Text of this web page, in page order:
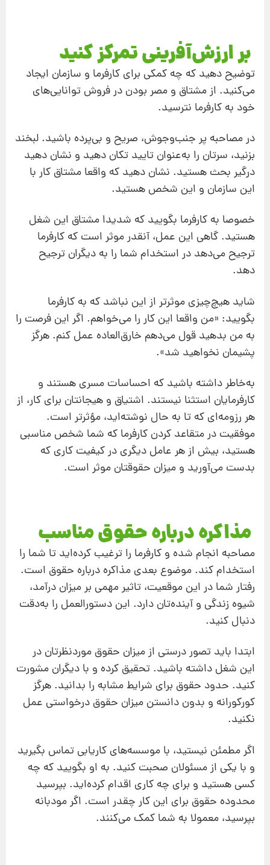
بر ارزش‌آفرینی تمرکز کنید
توضیح دهید که چه کمکی برای کارفرما و سازمان ایجاد
می‌کنید. از مشتاق و مصر بودن در فروش توانایی‌های
خود به کارفرما نترسید.
در مصاحبه پر جنب‌وجوش، صریح و بی‌پرده باشید. لبخند
بزنید، سرتان را به‌عنوان تایید تکان دهید و نشان دهید
درگیر بحث هستید. نشان دهید که واقعا مشتاق کار با
این سازمان و این شخص هستید.
خصوصا به کارفرما بگویید که شدیدا مشتاق این شغل
هستید. گاهی این عمل، آنقدر موثر است که کارفرما
ترجیح می‌دهد در استخدام شما را به دیگران ترجیح
دهد.
شاید هیچ‌چیزی موثرتر از این نباشد که به کارفرما
بگویید: «من واقعا این کار را می‌خواهم. اگر این فرصت را
به من بدهید قول می‌دهم خارق‌العاده عمل کنم. هرگز
پشیمان نخواهید شد».
به‌خاطر داشته باشید که احساسات مسری هستند و
کارفرمایان استثنا نیستند. اشتیاق و هیجانتان برای کار، از
هر رزومه‌ای که تا به حال نوشته‌اید، مؤثرتر است.
موفقیت در متقاعد کردن کارفرما که شما شخص مناسبی
هستید، بیش از هر عامل دیگری در کیفیت کاری که
بدست می‌آورید و میزان حقوقتان موثر است.
مذاکره درباره حقوق مناسب
مصاحبه انجام شده و کارفرما را ترغیب کرده‌اید تا شما را
استخدام کند. موضوع بعدی مذاکره درباره حقوق است.
رفتار شما در این موقعیت، تاثیر مهمی بر میزان درآمد،
شیوه زندگی و آینده‌تان دارد. این دستورالعمل را به‌دقت
دنبال کنید.
ابتدا باید تصور درستی از میزان حقوق موردنظرتان در
این شغل داشته باشید. تحقیق کرده و با دیگران مشورت
کنید. حدود حقوق برای شرایط مشابه را بدانید. هرگز
کورکورانه و بدون دانستن میزان حقوق درخواستی عمل
نکنید.
اگر مطمئن نیستید، با موسسه‌های کاریابی تماس بگیرید
و با یکی از مسئولان صحبت کنید. به او بگویید که چه
کسی هستید و برای چه کاری اقدام کرده‌اید. بپرسید
محدوده حقوق برای این کار چقدر است. اگر مودبانه
بپرسید، معمولا به شما کمک می‌کنند.